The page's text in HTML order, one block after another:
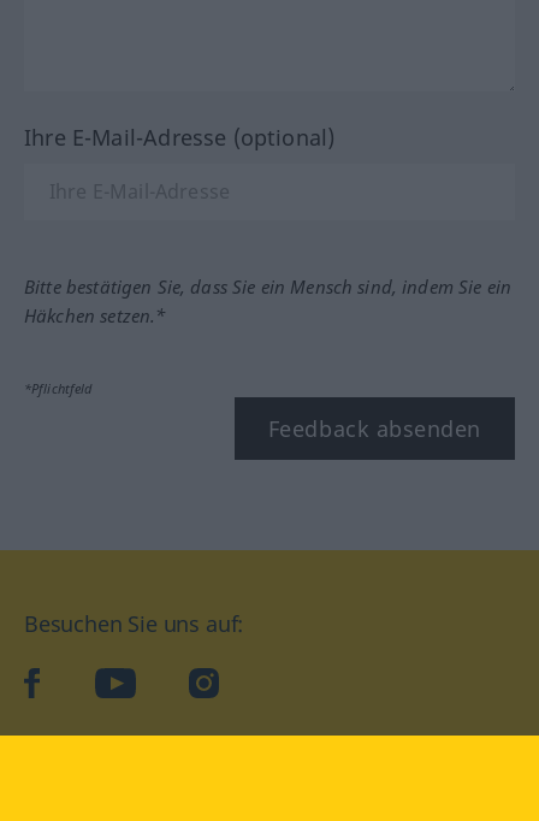
Ihre E-Mail-Adresse (optional)
Bitte bestätigen Sie, dass Sie ein Mensch sind, indem Sie ein
Häkchen setzen.*
*Pflichtfeld
Feedback absenden
Besuchen Sie uns auf:
facebookYouTube Instagram